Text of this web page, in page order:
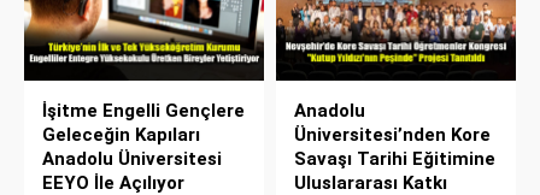
İşitme Engelli Gençlere
Geleceğin Kapıları
Anadolu Üniversitesi
EEYO İle Açılıyor
Anadolu
Üniversitesi’nden Kore
Savaşı Tarihi Eğitimine
Uluslararası Katkı